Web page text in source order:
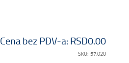
Cena bez PDV-a: RSD0.00
SKU: 57.020